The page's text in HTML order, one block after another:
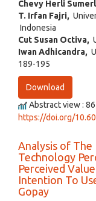
Chevy Herli
T. Irfan Fajri,
Indonesia
Cut Susan Octiva,
Iwan Adhicandra,
189-195
Download
Abstract view :
https://doi.org/
Analysis of
Technology
Perceived
Intention To
Gopay